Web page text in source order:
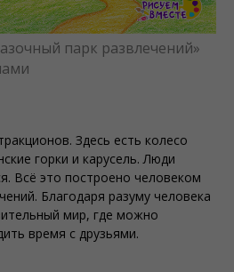
парк развлечений»
Здесь есть колесо
горки и карусель. Люди
Всё это построено человеком
Благодаря разуму человека
мир, где можно
время с друзьями.